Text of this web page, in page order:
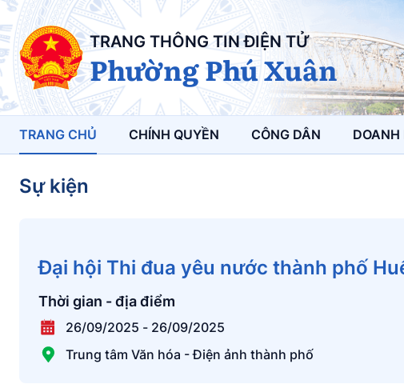
TRANG THÔNG TIN ĐIỆN TỬ
Phường Phú Xuân
TRANG CHỦ CHÍNH QUYỀN CÔNG DÂN DOANH
Sự kiện
Đại hội Thi đua yêu nước thành phố
Thời gian - địa điểm
26/09/2025 - 26/09/2025
Trung tâm Văn hóa - Điện ảnh thành phố